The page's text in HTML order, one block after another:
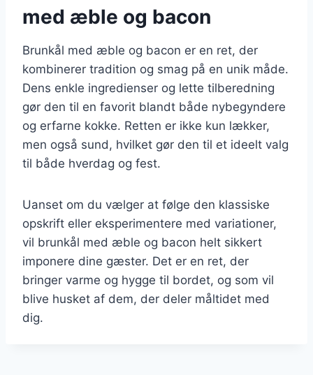
med æble og bacon
Brunkål med æble og bacon er en ret, der
kombinerer tradition og smag på en unik måde.
Dens enkle ingredienser og lette tilberedning
gør den til en favorit blandt både nybegyndere
og erfarne kokke. Retten er ikke kun lækker,
men også sund, hvilket gør den til et ideelt valg
til både hverdag og fest.
Uanset om du vælger at følge den klassiske
opskrift eller eksperimentere med variationer,
vil brunkål med æble og bacon helt sikkert
imponere dine gæster. Det er en ret, der
bringer varme og hygge til bordet, og som vil
blive husket af dem, der deler måltidet med
dig.